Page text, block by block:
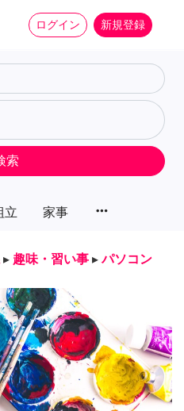
ログイン 新規登録
立 家事 more_horiz
索
▸ 趣味・習い事 ▸ パソコン